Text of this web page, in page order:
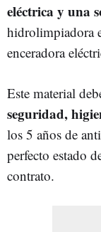
eléctrica y una
hidrolimpiadora
enceradora
Este material
seguridad,
los 5 años de
perfecto estado
contrato.